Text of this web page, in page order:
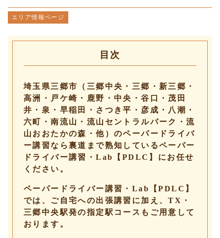
エリア情報ページ
目次
埼玉県三郷市（三郷中央・三郷・新三郷・
高洲・戸ケ崎・鹿野・中央・谷口・茂田
井・泉・早稲田・さつき平・彦成・八潮・
六町・南流山・流山セントラルパーク・流
山おおたかの森・他）のペーパードライバ
ー講習なら裏道まで熟知しているペーパー
ドライバー講習・Lab【PDLC】にお任せ
ください。
ペーパードライバー講習・Lab【PDLC】
では、ご自宅への出張講習に加え、TX・
三郷中央駅発の指定駅コースもご用意して
おります。